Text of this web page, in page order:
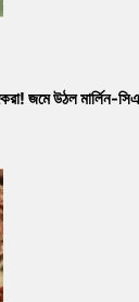
জমে উঠল মার্লিন-